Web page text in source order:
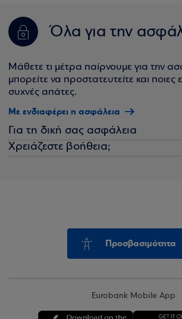
Όλα για την
Μάθετε τι μέτρα παίρνουμε για την
μπορείτε να προστατευτείτε και ποιες
συχνές απάτες.
Με ενδιαφέρει η ασφάλεια
Για τη δική σας ασφάλεια
Χρειάζεστε βοήθεια;
Προσβασιμότητα
Eurobank Mobile App